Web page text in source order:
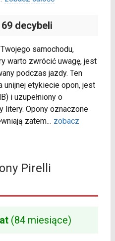
69 decybeli
samochodu,
warto zwrócić uwagę, jest
podczas jazdy. Ten
unijnej etykiecie opon, jest
i uzupełniony o
litery. Opony oznaczone
zatem... zobacz
Pirelli
(84 miesiące)